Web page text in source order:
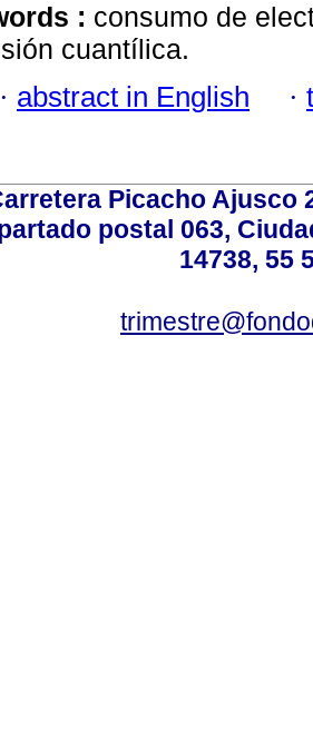
: consumo de
cuantílica.
· abstract in English ·
Picacho Ajusco
postal 063,
14738, 55